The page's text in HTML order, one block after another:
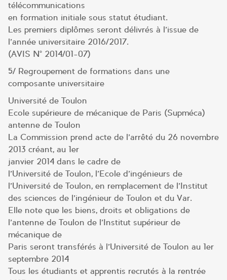
télécommunications
en formation initiale sous statut étudiant.
Les premiers diplômes seront délivrés à l’issue de
l’année universitaire 2016/2017.
(AVIS N° 2014/01-07)
5/ Regroupement de formations dans une
composante universitaire
Université de Toulon
Ecole supérieure de mécanique de Paris (Supméca) –
antenne de Toulon
La Commission prend acte de l’arrêté du 26 novembre
2013 créant, au 1er
janvier 2014 dans le cadre de
l’Université de Toulon, l’Ecole d’ingénieurs de
l’Université de Toulon, en remplacement de l’Institut
des sciences de l’ingénieur de Toulon et du Var.
Elle note que les biens, droits et obligations de
l’antenne de Toulon de l’Institut supérieur de
mécanique de
Paris seront transférés à l’Université de Toulon au 1er
septembre 2014
Tous les étudiants et apprentis recrutés à la rentrée